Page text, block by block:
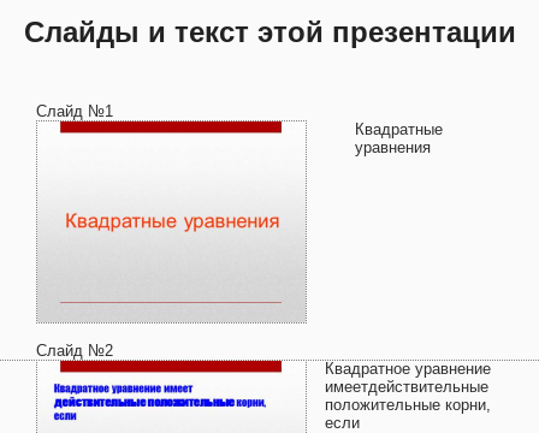
Слайды и текст этой презентации
Слайд №1
Квадратные
уравнения
Слайд №2
Квадратное уравнение
имеетдействительные
положительные корни,
если